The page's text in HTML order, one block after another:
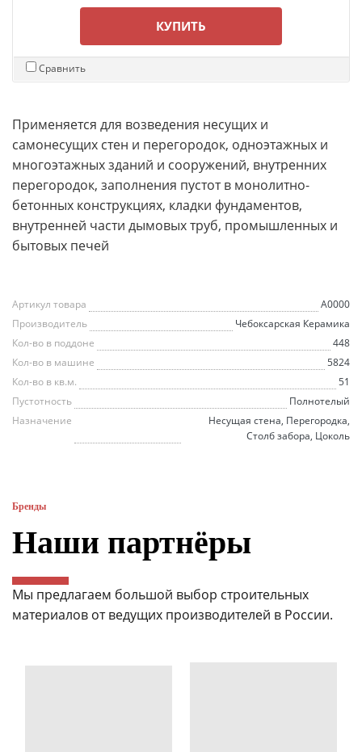
КУПИТЬ
Сравнить
Применяется для возведения несущих и
самонесущих стен и перегородок, одноэтажных и
многоэтажных зданий и сооружений, внутренних
перегородок, заполнения пустот в монолитно-
бетонных конструкциях, кладки фундаментов,
внутренней части дымовых труб, промышленных и
бытовых печей
Артикул товара
A0000
Производитель
Чебоксарская Керамика
Кол-во в поддоне
448
Кол-во в машине
5824
Кол-во в кв.м.
51
Пустотность
Полнотелый
Назначение
Несущая стена, Перегородка,
Столб забора, Цоколь
Бренды
Наши партнёры
Мы предлагаем большой выбор строительных
материалов от ведущих производителей в России.